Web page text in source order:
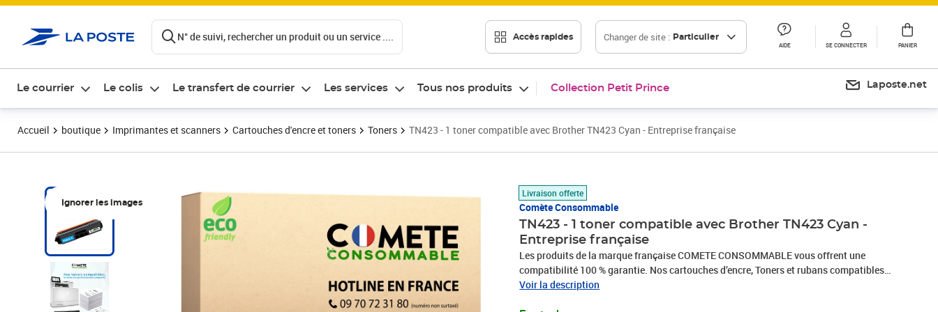
N° de suivi, rechercher un produit ou un service .... Accès rapides Changer de site : Particulier
AIDE SE CONNECTER PANIER
Le courrier Le colis Le transfert de courrier Les services Tous nos produits Collection Petit Prince Laposte.net
Accueil boutique Imprimantes et scanners Cartouches d'encre et toners Toners TN423 - 1 toner compatible avec Brother TN423 Cyan - Entreprise française
Ignorer les images
Livraison offerte
Comète Consommable
TN423 - 1 toner compatible avec Brother TN423 Cyan -
Entreprise française
Les produits de la marque française COMETE CONSOMMABLE vous offrent une
compatibilité 100 % garantie. Nos cartouches d’encre, Toners et rubans compatibles
sont économiques et de haute qualité. Nous avons à cœur de choisir des partenaires
Voir la description
Prix 29,90€